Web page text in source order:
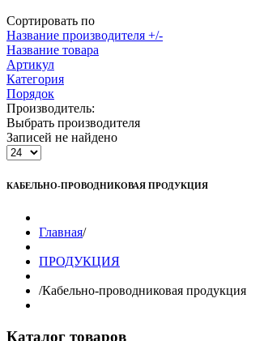
Сортировать по
Название производителя +/-
Название товара
Артикул
Категория
Порядок
Производитель:
Выбрать производителя
Записей не найдено
КАБЕЛЬНО-ПРОВОДНИКОВАЯ ПРОДУКЦИЯ
Главная/
ПРОДУКЦИЯ
/Кабельно-проводниковая продукция
Каталог товаров